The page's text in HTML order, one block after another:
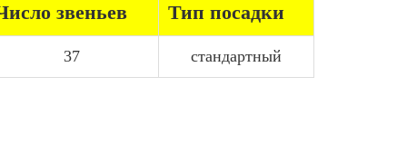
звеньев Тип посадки
37 стандартный